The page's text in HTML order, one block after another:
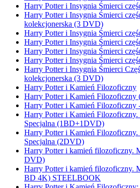
Harry Potter i Insygnia Śmierci
Harry Potter i Insygnia Śmierci
kolekcjonerska (3 DVD)
Harry Potter i Insygnia Śmierci
Harry Potter i Insygnia Śmierci
Harry Potter i Insygnia Śmierci
Harry Potter i Insygnia Śmierci
Harry Potter i Insygnia Śmierci
kolekcjonerska (3 DVD)
Harry Potter i Kamień Filozoficzny
Harry Potter i Kamień
Harry Potter i Kamień
Harry Potter i Kamień Filozoficzny.
Specjalna (1BD+1DVD)
Harry Potter i Kamień Filozoficzny.
Specjalna (2DVD)
Harry Potter i kamień filozoficzny.
DVD)
Harry Potter i kamień filozoficzny.
BD 4K) STEELBOOK